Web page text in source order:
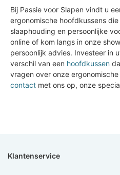
Bij Passie voor Slapen vindt u
ergonomische hoofdkussens
slaaphouding en persoonlijke
online of kom langs in onze
persoonlijk advies. Investeer in
verschil van een hoofdkussen
vragen over onze
contact met ons op, onze
Klantenservice